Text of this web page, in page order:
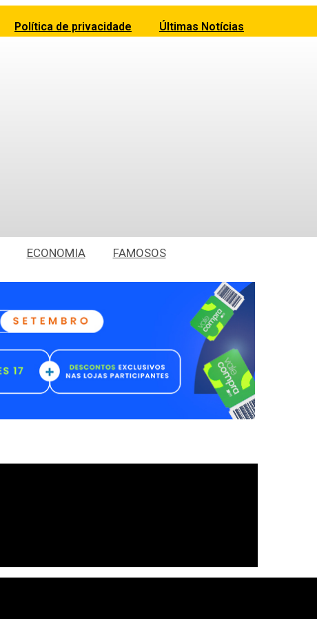
Política de privacidade Últimas Notícias
ECONOMIA FAMOSOS